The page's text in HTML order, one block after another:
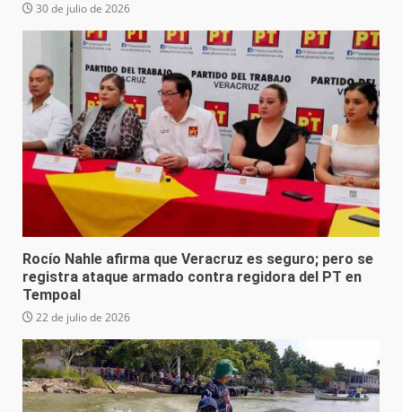
30 de julio de 2026
Rocío Nahle afirma que Veracruz es seguro; pero se
registra ataque armado contra regidora del PT en
Tempoal
22 de julio de 2026